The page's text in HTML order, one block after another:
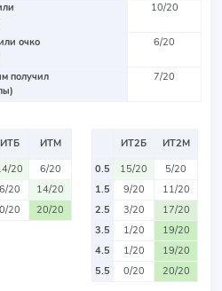
10/20
очко
6/20
получил
7/20
ИТБ
ИТМ
20
6/20
6/20
14/20
0/20 20/20
ИТ2Б
ИТ2М
0.5
15/20
5/20
1.5
9/20
11/20
2.5
3/20
17/20
3.5
1/20
19/20
4.5
1/20
19/20
5.5
0/20 20/20